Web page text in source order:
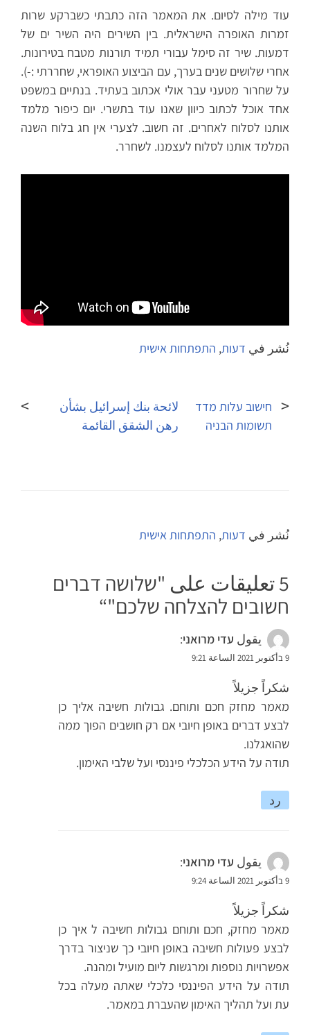
עוד מילה לסיום. את המאמר הזה כתבתי כשברקע שרות
זמרות האופרה הישראלית. בין השירים היה השיר ים של
דמעות. שיר זה סימל עבורי תמיד תורנות מטבח בטירונות.
אחרי שלושים שנים בערך, עם הביצוע האופראי, שחררתי :-).
על שחרור מטעני עבר אולי אכתוב בעתיד. בנתיים במשפט
אחד אוכל לכתוב כיוון שאנו עוד בתשרי. יום כיפור מלמד
אותנו לסלוח לאחרים. זה חשוב. לצערי אין חג בלוח השנה
המלמד אותנו לסלוח לעצמנו. לשחרר.
نُشر في דעות, התפתחות אישית
المقالات
חישוב עלות מדד
תשומות הבניה
لائحة بنك إسرائيل بشأن
رهن الشقق القائمة
نُشر في דעות, התפתחות אישית
5 تعليقات على "
שלושה דברים
חשובים להצלחה שלכם"“
يقول עדי מרואני:
9 בأكتوبر 2021 الساعة 9:21
شكراً جزيلاً
מאמר מחזק חכם ותוחם. גבולות חשיבה אליך כן
לבצע דברים באופן חיובי אם רק חושבים הפוך ממה
שהואגלנו.
תודה על הידע הכלכלי פיננסי ועל שלבי האימון.
رد
يقول עדי מרואני:
9 בأكتوبر 2021 الساعة 9:24
شكراً جزيلاً
מאמר מחזק, חכם ותוחם גבולות חשיבה ל איך כן
לבצע פעולות חשיבה באופן חיובי כך שניצור בדרך
אפשרויות נוספות ומרגשות ליום מועיל ומהנה.
תודה על הידע הפיננסי כלכלי שאתה מעלה בכל
עת ועל תהליך האימון שהעברת במאמר.